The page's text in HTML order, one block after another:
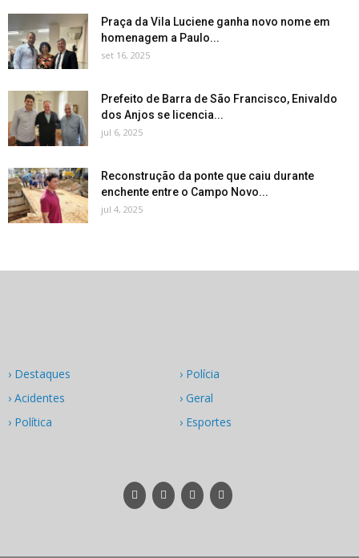
Praça da Vila Luciene ganha novo nome em
homenagem a Paulo...
set 16, 2025
Prefeito de Barra de São Francisco, Enivaldo
dos Anjos se licencia...
jul 6, 2025
Reconstrução da ponte que caiu durante
enchente entre o Campo Novo...
jul 4, 2025
› Destaques
› Acidentes
› Política
› Polícia
› Geral
› Esportes